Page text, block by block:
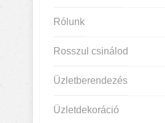
Rólunk
Rosszul csinálod
Üzletberendezés
Üzletdekoráció